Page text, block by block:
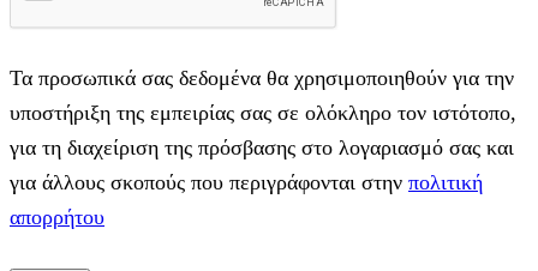
Τα προσωπικά σας δεδομένα θα χρησιμοποιηθούν για την
υποστήριξη της εμπειρίας σας σε ολόκληρο τον ιστότοπο,
για τη διαχείριση της πρόσβασης στο λογαριασμό σας και
για άλλους σκοπούς που περιγράφονται στην πολιτική
απορρήτου